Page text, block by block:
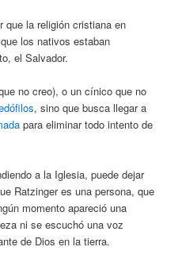
que la religión cristiana en
los nativos estaban
el Salvador.
no creo), o un cínico que no
, sino que busca llegar a
para eliminar todo intento de
a la Iglesia, puede dejar
Ratzinger es una persona, que
momento apareció una
ni se escuchó una voz
de Dios en la tierra.